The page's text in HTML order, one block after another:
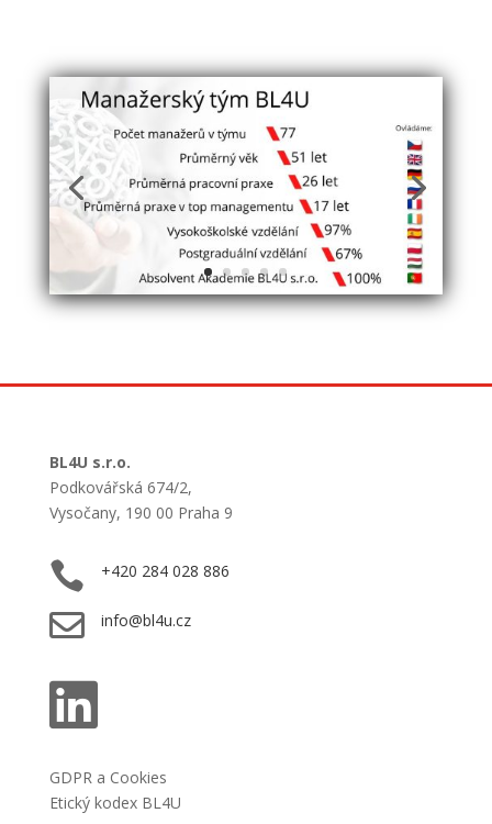
BL4U s.r.o.
Podkovářská 674/2,
Vysočany, 190 00 Praha 9
 +420 284 028 886
 info@bl4u.cz

GDPR a Cookies
Etický kodex BL4U